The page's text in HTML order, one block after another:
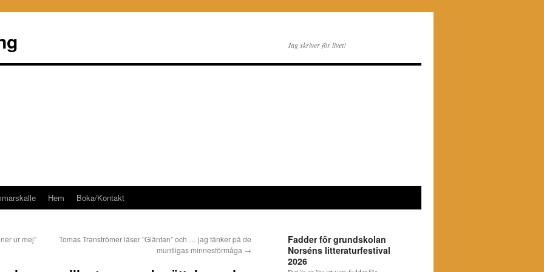
Jag skriver för livet!
Hem Boka/Kontakt
ur mej”
Tomas Tranströmer läser ”Gläntan” och … jag tänker på de
muntligas minnesförmåga →
Fadder för grundskolan
Norséns litteraturfestival
2026